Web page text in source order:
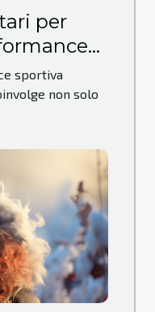
per
sportiva
non solo